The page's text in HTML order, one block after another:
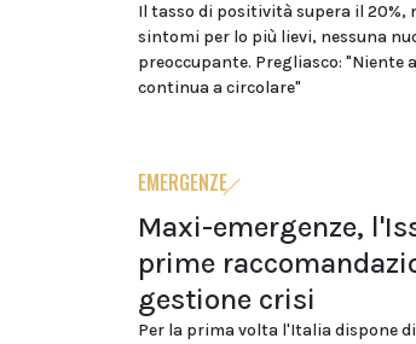
Il tasso di positività supera il 20%,
sintomi per lo più lievi, nessuna
preoccupante. Pregliasco: "Niente
continua a circolare"
EMERGENZE
Maxi-emergenze,
prime
gestione crisi
Per la prima volta l'Italia dispone